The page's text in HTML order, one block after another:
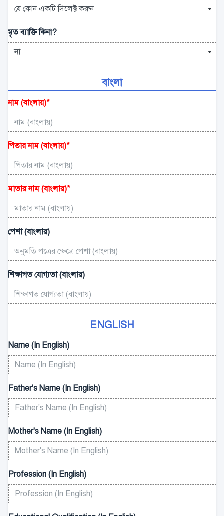
যে কোন একটি সিলেক্ট করুন
মৃত ব্যাক্তি কিনা?
না
বাংলা
নাম (বাংলায়)*
পিতার নাম (বাংলায়)*
মাতার নাম (বাংলায়)*
পেশা (বাংলায়)
শিক্ষাগত যোগ্যতা (বাংলায়)
ENGLISH
Name (In English)
Father's Name (In English)
Mother's Name (In English)
Profession (In English)